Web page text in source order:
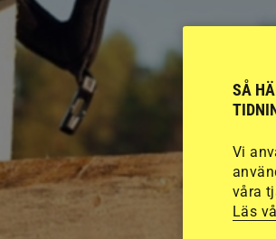
SÅ
Vi
våra
Läs